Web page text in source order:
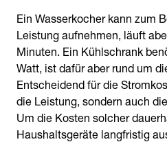
Ein Wasserkocher kann zum
Leistung aufnehmen, läuft
Minuten. Ein Kühlschrank
Watt, ist dafür aber rund um
Entscheidend für die
die Leistung, sondern auch
Um die Kosten solcher
Haushaltsgeräte langfristig